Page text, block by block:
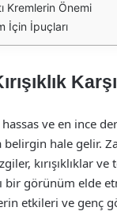
Kremlerin Önemi
İçin İpuçları
ve en ince
hale gelir.
kırışıklıklar
bir görünüm elde
etkileri ve